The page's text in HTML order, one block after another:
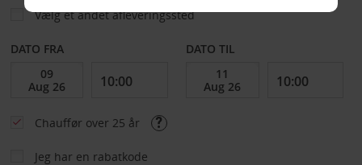
Vælg et andet afleveringssted
DATO FRA DATO TIL
Chauffør over 25 år
Jeg har en rabatkode